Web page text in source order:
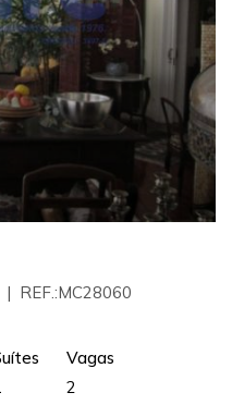
REF.:MC28060
Vagas
2